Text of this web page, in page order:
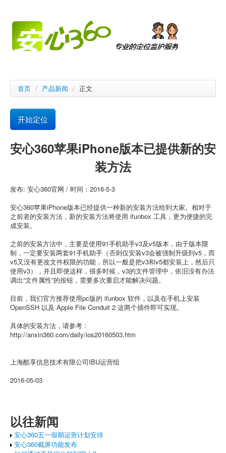
首页 / 产品新闻 / 正文
开始定位
安心360苹果iPhone版本已提供新的安
装方法
发布: 安心360官网 / 时间：2016-5-3
安心360苹果iPhone版本已经提供一种新的安装方法给到大家。相对于
之前老的安装方法，新的安装方法将使用 ifunbox 工具，更为便捷的完
成安装。
之前的安装方法中，主要是使用91手机助手v3及v5版本，由于版本限
制，一定要安装两套91手机助手（否则仅安装v3会被强制升级到v5，而
v5又没有更改文件权限的功能，所以一般是把v3和v5都安装上，然后只
使用v3），并且即便这样，很多时候，v3的文件管理中，依旧没有办法
调出“文件属性”的按钮，需要多次重启才能解决问题。
目前，我们官方推荐使用pc版的 ifunbox 软件，以及在手机上安装
OpenSSH 以及 Apple File Conduit 2 这两个插件即可实现。
具体的安装方法，请参考：
http://anxin360.com/daily/ios20160503.htm
上海酷享信息技术有限公司IBU运营组
2016-05-03
以往新闻
安心360五一假期运营计划安排
安心360截屏功能发布